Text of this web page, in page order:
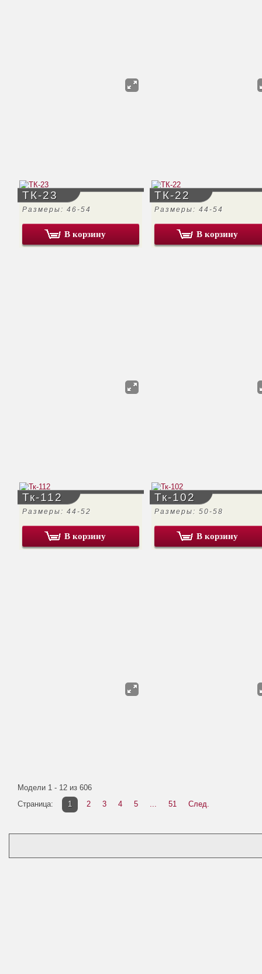
ТК-23
Размеры: 46-54
В корзину
ТК-22
Размеры: 44-54
В корзину
Тк-112
Размеры: 44-52
В корзину
Тк-102
Размеры: 50-58
В корзину
Модели 1 - 12 из 606
Страница:
1 2 3 4 5 ... 51 След.